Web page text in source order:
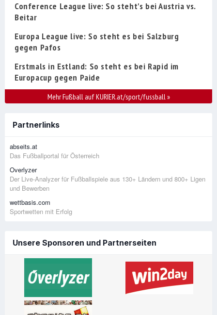
Conference League live: So steht's bei Austria vs.
Beitar
Europa League live: So steht es bei Salzburg
gegen Pafos
Erstmals in Estland: So steht es bei Rapid im
Europacup gegen Paide
Mehr Fußball auf KURIER.at/sport/fussball»
Partnerlinks
abseits.at
Das Fußballportal für Österreich
Overlyzer
Der Live-Analyzer für Fußballspiele aus 130+ Ländern und 800+ Ligen
und Bewerben
wettbasis.com
Sportwetten mit Erfolg
Unsere Sponsoren und Partnerseiten